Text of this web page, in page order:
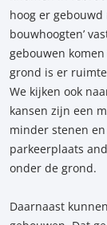
hoog er gebouwd
bouwhoogten’
gebouwen
grond is er
We kijken ook
kansen zijn een
minder stenen
parkeerplaats
onder de grond.
Daarnaast